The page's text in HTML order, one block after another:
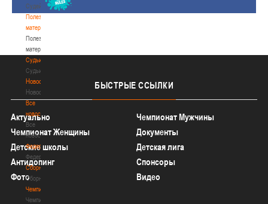
Судейство
Полезные
материалы
Полезные
материалы
Судьи
Судьи
Новости
Новости
Все
новости
Все
новости
Федерация
Федерация
Сборные
Сборные
Чемпионат
Чемпионат
БЫСТРЫЕ ССЫЛКИ
Актуально
Чемпионат Мужчины
Чемпионат Женщины
Документы
Детские школы
Детская лига
Антидопинг
Спонсоры
Фото
Видео